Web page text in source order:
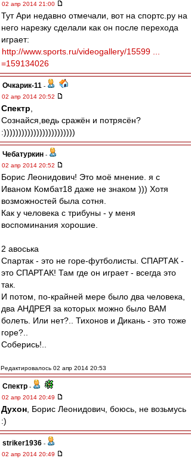
02 апр 2014 21:00
Тут Ари недавно отмечали, вот на спортс.ру на
него нарезку сделали как он после перехода
играет:
http://www.sports.ru/videogallery/15599 ...
=159134026
Очкарик-11 -
02 апр 2014 20:52
Спектр
Сознайся,ведь сражён и потрясён?
:))))))))))))))))))))))))
Чебатуркин -
02 апр 2014 20:52
Борис Леонидович! Это моё мнение. я с
Иваном Комбат18 даже не знаком ))) Хотя
возможностей была сотня.
Как у человека с трибуны - у меня
воспоминания хорошие.
2 авоська
Спартак - это не горе-футболисты. СПАРТАК -
это СПАРТАК! Там где он играет - всегда это
так.
И потом, по-крайней мере было два человека,
два АНДРЕЯ за которых можно было ВАМ
болеть. Или нет?.. Тихонов и Дикань - это тоже
горе?..
Соберись!..
Редактировалось 02 апр 2014 20:53
Спектр -
02 апр 2014 20:49
Духон , Борис Леонидович, боюсь, не возьмусь
:)
striker1936 -
02 апр 2014 20:49